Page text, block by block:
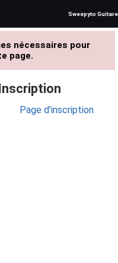
Sweepyto Guitare
nécessaires pour
page.
Page d'inscription